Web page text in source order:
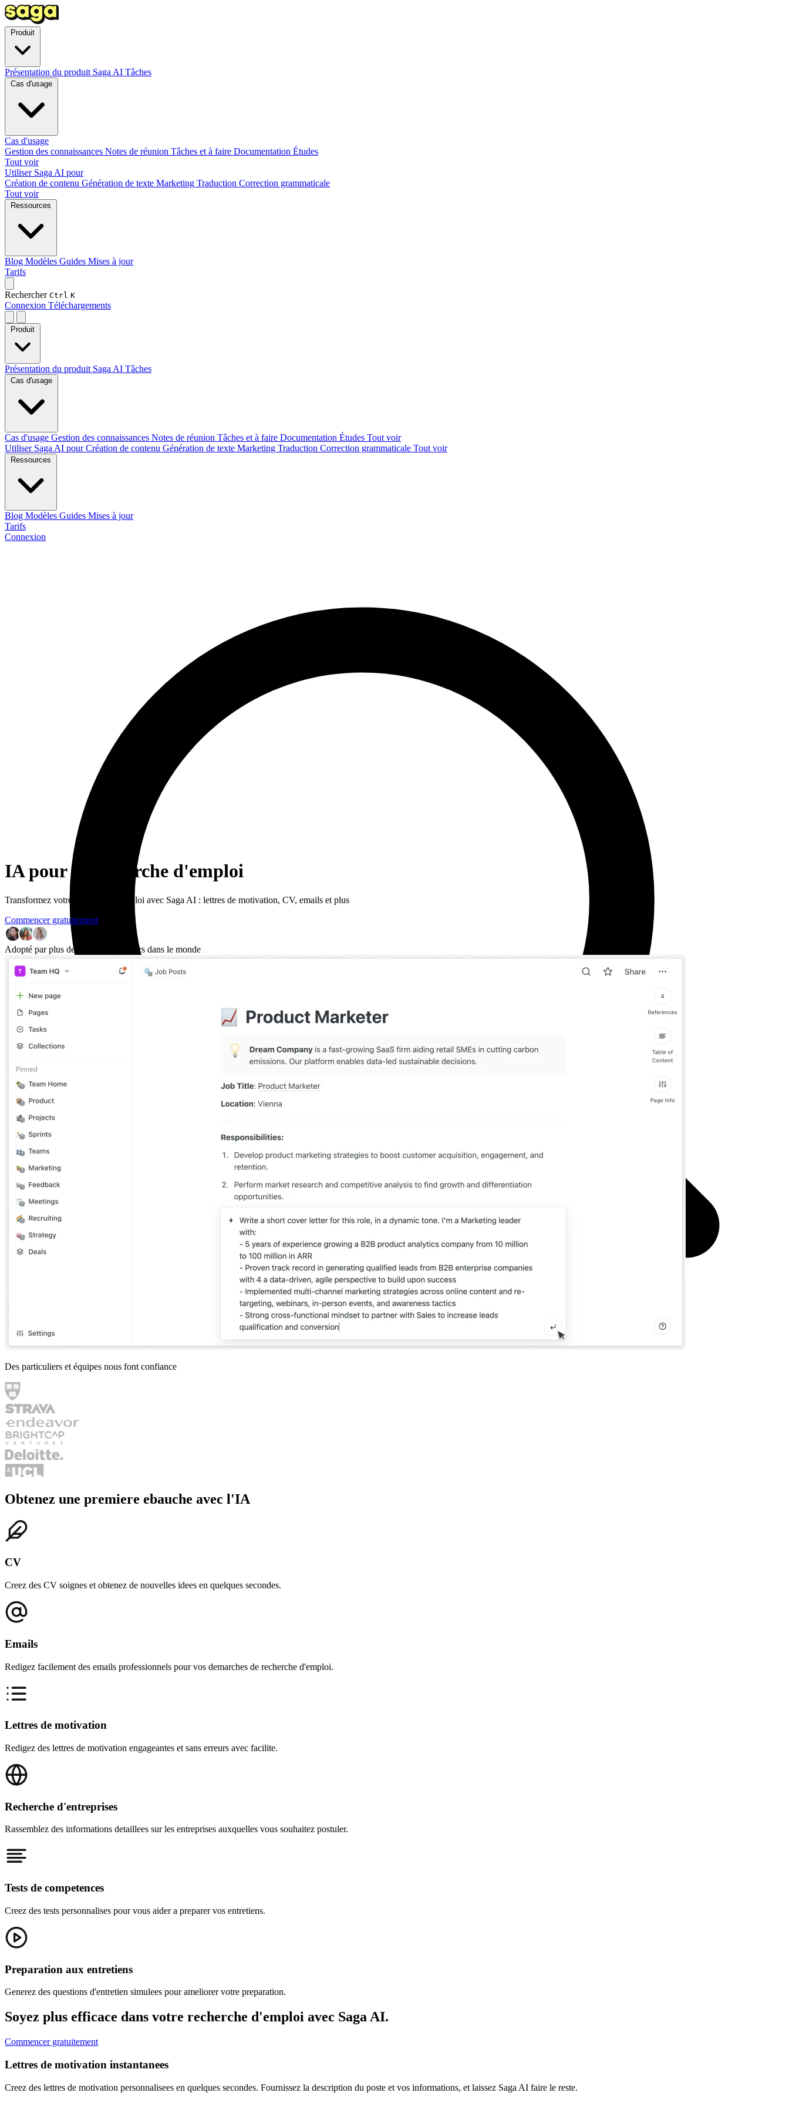
Présentation du produit Saga AI Tâches
Cas d'usage
Gestion des connaissances Notes de réunion Tâches et à faire Documentation Études
Tout voir
Utiliser Saga AI pour
Création de contenu Génération de texte Marketing Traduction Correction grammaticale
Tout voir
Blog Modèles Guides Mises à jour
Tarifs
Rechercher Ctrl K
Connexion Téléchargements
Présentation du produit Saga AI Tâches
Cas d'usage Gestion des connaissances Notes de réunion Tâches et à faire Documentation Études Tout voir
Utiliser Saga AI pourCréation de contenu Génération de texte Marketing Traduction Correction grammaticale Tout voir
Blog Modèles Guides Mises à jour
Tarifs
Connexion
Rechercher
↑
IA pour la recherche d'emploi
Transformez votre recherche d'emploi avec Saga AI : lettres de motivation, CV, emails et plus
Commencer gratuitement
Adopté par plus de 60 000 utilisateurs dans le monde
Des particuliers et équipes nous font confiance
Obtenez une premiere ebauche avec l'IA
CV
Creez des CV soignes et obtenez de nouvelles idees en quelques secondes.
Emails
Redigez facilement des emails professionnels pour vos demarches de recherche d'emploi.
Lettres de motivation
Redigez des lettres de motivation engageantes et sans erreurs avec facilite.
Recherche d'entreprises
Rassemblez des informations detaillees sur les entreprises auxquelles vous souhaitez postuler.
Tests de competences
Creez des tests personnalises pour vous aider a preparer vos entretiens.
Preparation aux entretiens
Generez des questions d'entretien simulees pour ameliorer votre preparation.
Soyez plus efficace dans votre recherche d'emploi avec Saga AI.
Commencer gratuitement
Lettres de motivation instantanees
Creez des lettres de motivation personnalisees en quelques secondes. Fournissez la description du poste et vos informations, et laissez Saga AI faire le reste.